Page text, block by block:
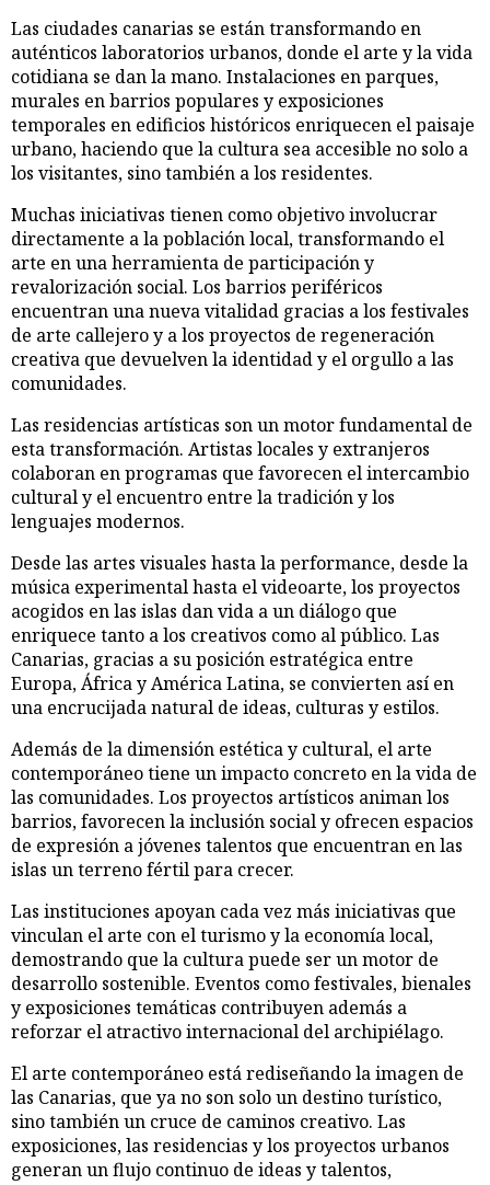
Las ciudades canarias se están transformando en
auténticos laboratorios urbanos, donde el arte y la vida
cotidiana se dan la mano. Instalaciones en parques,
murales en barrios populares y exposiciones
temporales en edificios históricos enriquecen el paisaje
urbano, haciendo que la cultura sea accesible no solo a
los visitantes, sino también a los residentes.
Muchas iniciativas tienen como objetivo involucrar
directamente a la población local, transformando el
arte en una herramienta de participación y
revalorización social. Los barrios periféricos
encuentran una nueva vitalidad gracias a los festivales
de arte callejero y a los proyectos de regeneración
creativa que devuelven la identidad y el orgullo a las
comunidades.
Las residencias artísticas son un motor fundamental de
esta transformación. Artistas locales y extranjeros
colaboran en programas que favorecen el intercambio
cultural y el encuentro entre la tradición y los
lenguajes modernos.
Desde las artes visuales hasta la performance, desde la
música experimental hasta el videoarte, los proyectos
acogidos en las islas dan vida a un diálogo que
enriquece tanto a los creativos como al público. Las
Canarias, gracias a su posición estratégica entre
Europa, África y América Latina, se convierten así en
una encrucijada natural de ideas, culturas y estilos.
Además de la dimensión estética y cultural, el arte
contemporáneo tiene un impacto concreto en la vida de
las comunidades. Los proyectos artísticos animan los
barrios, favorecen la inclusión social y ofrecen espacios
de expresión a jóvenes talentos que encuentran en las
islas un terreno fértil para crecer.
Las instituciones apoyan cada vez más iniciativas que
vinculan el arte con el turismo y la economía local,
demostrando que la cultura puede ser un motor de
desarrollo sostenible. Eventos como festivales, bienales
y exposiciones temáticas contribuyen además a
reforzar el atractivo internacional del archipiélago.
El arte contemporáneo está rediseñando la imagen de
las Canarias, que ya no son solo un destino turístico,
sino también un cruce de caminos creativo. Las
exposiciones, las residencias y los proyectos urbanos
generan un flujo continuo de ideas y talentos,